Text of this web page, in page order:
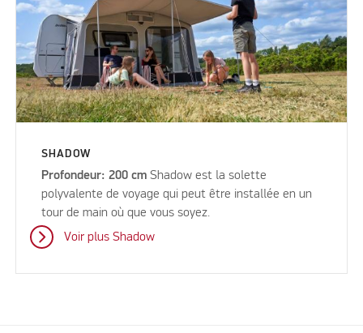
SHADOW
Profondeur: 200 cm Shadow est la solette
polyvalente de voyage qui peut être installée en un
tour de main où que vous soyez.
Voir plus Shadow